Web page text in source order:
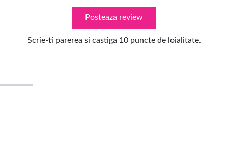
Posteaza review
Scrie-ti parerea si castiga 10 puncte de loialitate.